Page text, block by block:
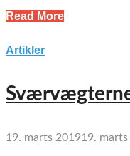
Read More
Artikler
19. marts 201919.